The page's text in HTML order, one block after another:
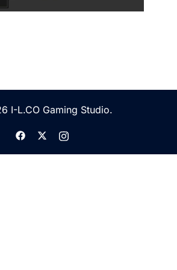
I-L.CO Gaming Studio.